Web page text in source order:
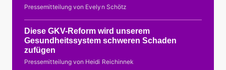
Pressemitteilung von Evelyn Schötz
Diese GKV-Reform wird unserem
Gesundheitssystem schweren Schaden
zufügen
Pressemitteilung von Heidi Reichinnek